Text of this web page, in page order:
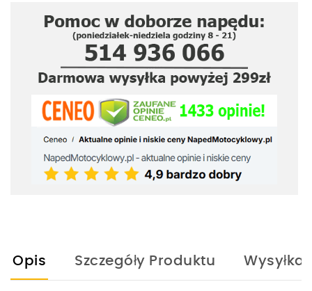
Opis Szczegóły Produktu Wysyłka